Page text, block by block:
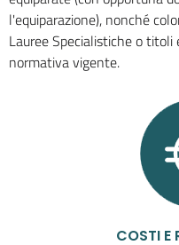
l'equiparazione), nonché
Lauree Specialistiche o
normativa vigente.
COSTI E